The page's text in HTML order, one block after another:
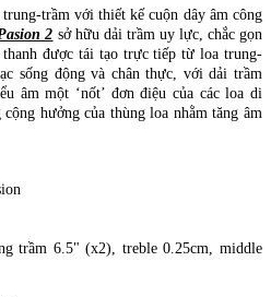
trầm với thiết kế cuộn dây âm công
2 sở hữu dải trầm uy lực, chắc gọn
được tái tạo trực tiếp từ loa trung-
sống động và chân thực, với dải trầm
âm một ‘nốt’ đơn điệu của các loa di
hưởng của thùng loa nhằm tăng âm
trầm 6.5" (x2), treble 0.25cm, middle